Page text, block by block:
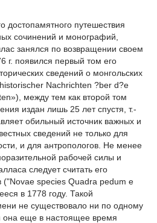
достопамятного путешествия
сочинений и монографий,
занялся по возвращении своем
г. появился первый том его
сведений о монгольских
Nachrichten ?ber d?e
между тем как второй том
издан лишь 25 лет спустя, т.-
обильный источник важных и
сведений не только для
и для антропологов. Не менее
рабочей силы и
следует считать его
("Novae species Quadra pedum e
в 1778 году. Такой
не существовало ни по одному
еще в настоящее время